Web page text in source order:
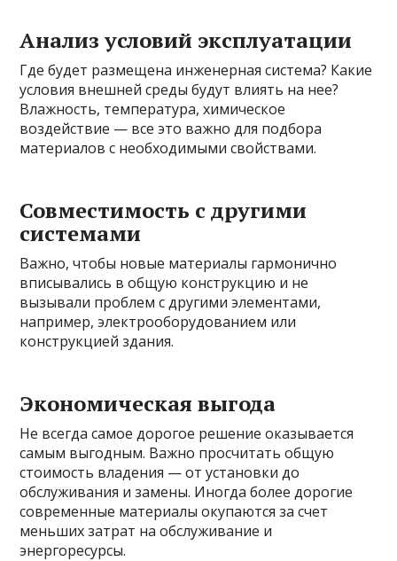
Анализ условий эксплуатации
Где будет размещена инженерная система? Какие
условия внешней среды будут влиять на нее?
Влажность, температура, химическое
воздействие — все это важно для подбора
материалов с необходимыми свойствами.
Совместимость с другими
системами
Важно, чтобы новые материалы гармонично
вписывались в общую конструкцию и не
вызывали проблем с другими элементами,
например, электрооборудованием или
конструкцией здания.
Экономическая выгода
Не всегда самое дорогое решение оказывается
самым выгодным. Важно просчитать общую
стоимость владения — от установки до
обслуживания и замены. Иногда более дорогие
современные материалы окупаются за счет
меньших затрат на обслуживание и
энергоресурсы.